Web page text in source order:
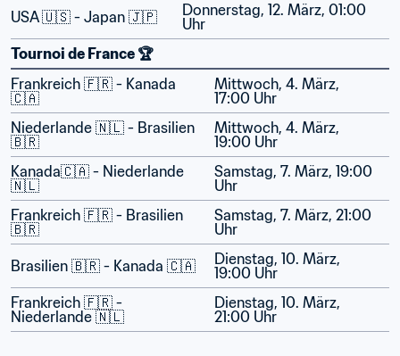
USA 🇺🇸 - Japan 🇯🇵
Donnerstag, 12. März, 01:00
Uhr
Tournoi de France 🏆
Frankreich 🇫🇷 - Kanada
🇨🇦
Mittwoch, 4. März,
17:00 Uhr
Niederlande 🇳🇱 - Brasilien
🇧🇷
Mittwoch, 4. März,
19:00 Uhr
Kanada🇨🇦 - Niederlande
🇳🇱
Samstag, 7. März, 19:00
Uhr
Frankreich 🇫🇷 - Brasilien
🇧🇷
Samstag, 7. März, 21:00
Uhr
Brasilien 🇧🇷 - Kanada 🇨🇦
Dienstag, 10. März,
19:00 Uhr
Frankreich 🇫🇷 -
Niederlande 🇳🇱
Dienstag, 10. März,
21:00 Uhr